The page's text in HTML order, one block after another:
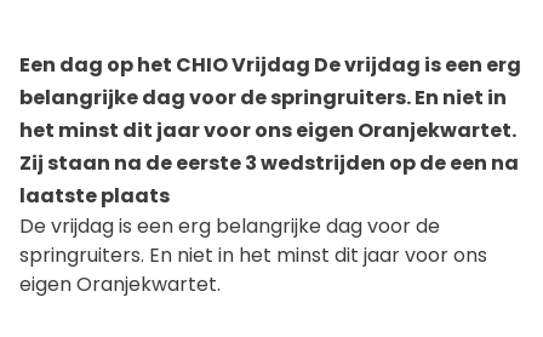
Een dag op het CHIO Vrijdag De vrijdag is een erg
belangrijke dag voor de springruiters. En niet in
het minst dit jaar voor ons eigen Oranjekwartet.
Zij staan na de eerste 3 wedstrijden op de een na
laatste plaats
De vrijdag is een erg belangrijke dag voor de
springruiters. En niet in het minst dit jaar voor ons
eigen Oranjekwartet.